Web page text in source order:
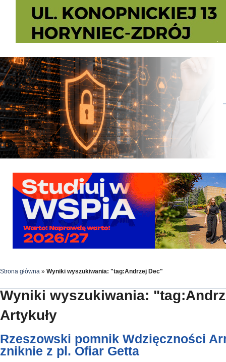
Strona główna » Wyniki wyszukiwania: "tag:Andrzej Dec"
Wyniki wyszukiwania:
Artykuły
Rzeszowski pomnik Wdzięczności
zniknie z pl. Ofiar Getta